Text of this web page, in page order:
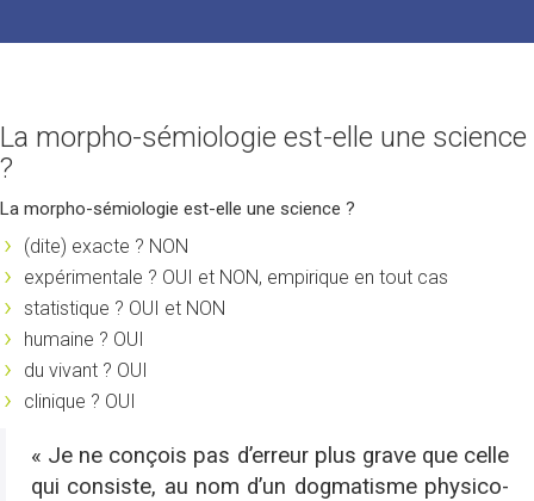
La morpho-sémiologie est-elle une science
?
La morpho-sémiologie est-elle une science ?
(dite) exacte ? NON
expérimentale ? OUI et NON, empirique en tout cas
statistique ? OUI et NON
humaine ? OUI
du vivant ? OUI
clinique ? OUI
« Je ne conçois pas d’erreur plus grave que celle
qui consiste, au nom d’un dogmatisme physico-